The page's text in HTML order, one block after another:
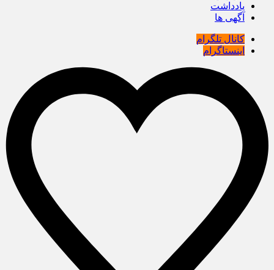
یادداشت
آگهی ها
کانال تلگرام
اینستاگرام